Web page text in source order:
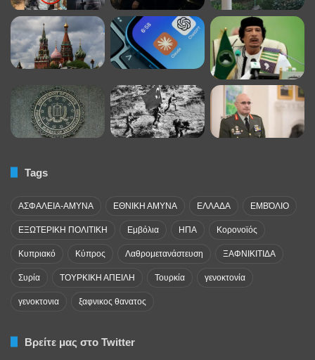
Tags
ΑΣΦΑΛΕΙΑ-ΑΜΥΝΑ ΕΘΝΙΚΗ ΑΜΥΝΑ ΕΛΛΑΔΑ ΕΜΒΌΛΙΟ
ΕΞΩΤΕΡΙΚΗ ΠΟΛΙΤΙΚΗ Εμβόλια ΗΠΑ Κορονοϊός
Κυπριακό Κύπρος Λαθρομετανάστευση ΞΑΦΝΙΚΙΤΙΔΑ
Συρία ΤΟΥΡΚΙΚΗ ΑΠΕΙΛΗ Τουρκία γενοκτονία
γενοκτονια ξαφνικος θανατος
Βρείτε μας στο Twitter